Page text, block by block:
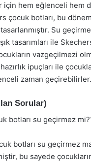
için hem eğlenceli hem
çocuk botları, bu
Su
tasarımları ile
vazgeçilmezi
ipuçları ile
zaman geçirebilirler.
Sorular)
botları su geçirmez
botları su geçirmez
bu sayede